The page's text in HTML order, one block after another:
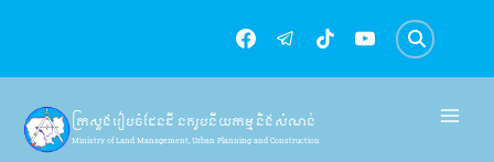
content
ក្រសួងរៀបចំដែនដី នគរូបនីយកម្ម និងសំណង់
Ministry of Land Management, Urban Planning and Construction